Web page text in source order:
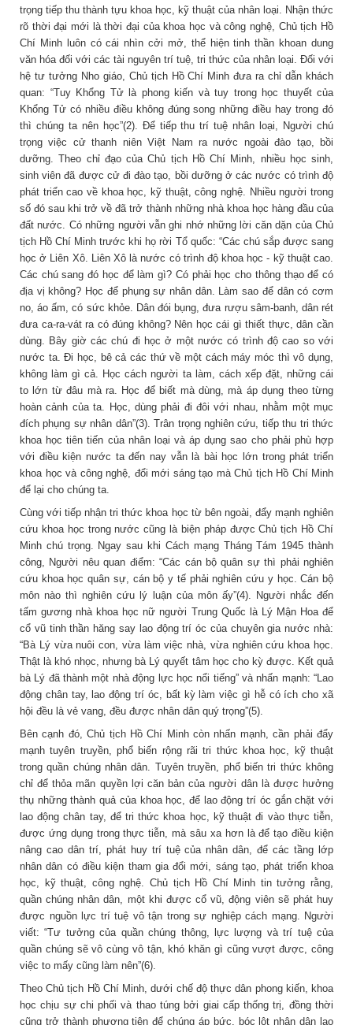
trọng tiếp thu thành tựu khoa học, kỹ thuật của nhân loại. Nhận thức
rõ thời đại mới là thời đại của khoa học và công nghệ, Chủ tịch Hồ
Chí Minh luôn có cái nhìn cởi mở, thể hiện tinh thần khoan dung
văn hóa đối với các tài nguyên trí tuệ, tri thức của nhân loại. Đối với
hệ tư tưởng Nho giáo, Chủ tịch Hồ Chí Minh đưa ra chỉ dẫn khách
quan: “Tuy Khổng Tử là phong kiến và tuy trong học thuyết của
Khổng Tử có nhiều điều không đúng song những điều hay trong đó
thì chúng ta nên học”(2). Để tiếp thu trí tuệ nhân loại, Người chú
trọng việc cử thanh niên Việt Nam ra nước ngoài đào tạo, bồi
dưỡng. Theo chỉ đạo của Chủ tịch Hồ Chí Minh, nhiều học sinh,
sinh viên đã được cử đi đào tạo, bồi dưỡng ở các nước có trình độ
phát triển cao về khoa học, kỹ thuật, công nghệ. Nhiều người trong
số đó sau khi trở về đã trở thành những nhà khoa học hàng đầu của
đất nước. Có những người vẫn ghi nhớ những lời căn dặn của Chủ
tịch Hồ Chí Minh trước khi họ rời Tổ quốc: “Các chú sắp được sang
học ở Liên Xô. Liên Xô là nước có trình độ khoa học - kỹ thuật cao.
Các chú sang đó học để làm gì? Có phải học cho thông thạo để có
địa vị không? Học để phụng sự nhân dân. Làm sao để dân có cơm
no, áo ấm, có sức khỏe. Dân đói bụng, đưa rượu sâm-banh, dân rét
đưa ca-ra-vát ra có đúng không? Nên học cái gì thiết thực, dân cần
dùng. Bây giờ các chú đi học ở một nước có trình độ cao so với
nước ta. Ði học, bê cả các thứ về một cách máy móc thì vô dụng,
không làm gì cả. Học cách người ta làm, cách xếp đặt, những cái
to lớn từ đâu mà ra. Học để biết mà dùng, mà áp dụng theo từng
hoàn cảnh của ta. Học, dùng phải đi đôi với nhau, nhằm một mục
đích phụng sự nhân dân”(3). Trân trọng nghiên cứu, tiếp thu tri thức
khoa học tiên tiến của nhân loại và áp dụng sao cho phải phù hợp
với điều kiện nước ta đến nay vẫn là bài học lớn trong phát triển
khoa học và công nghệ, đổi mới sáng tạo mà Chủ tịch Hồ Chí Minh
để lại cho chúng ta.
Cùng với tiếp nhận tri thức khoa học từ bên ngoài, đẩy mạnh nghiên
cứu khoa học trong nước cũng là biện pháp được Chủ tịch Hồ Chí
Minh chú trọng. Ngay sau khi Cách mạng Tháng Tám 1945 thành
công, Người nêu quan điểm: “Các cán bộ quân sự thì phải nghiên
cứu khoa học quân sự, cán bộ y tế phải nghiên cứu y học. Cán bộ
môn nào thì nghiên cứu lý luận của môn ấy”(4). Người nhắc đến
tấm gương nhà khoa học nữ người Trung Quốc là Lý Mận Hoa để
cổ vũ tinh thần hăng say lao động trí óc của chuyên gia nước nhà:
“Bà Lý vừa nuôi con, vừa làm việc nhà, vừa nghiên cứu khoa học.
Thật là khó nhọc, nhưng bà Lý quyết tâm học cho kỳ được. Kết quả
bà Lý đã thành một nhà động lực học nổi tiếng” và nhấn mạnh: “Lao
động chân tay, lao động trí óc, bất kỳ làm việc gì hễ có ích cho xã
hội đều là vẻ vang, đều được nhân dân quý trọng”(5).
Bên cạnh đó, Chủ tịch Hồ Chí Minh còn nhấn mạnh, cần phải đẩy
mạnh tuyên truyền, phổ biến rộng rãi tri thức khoa học, kỹ thuật
trong quần chúng nhân dân. Tuyên truyền, phổ biến tri thức không
chỉ để thỏa mãn quyền lợi căn bản của người dân là được hưởng
thụ những thành quả của khoa học, để lao động trí óc gắn chặt với
lao động chân tay, để tri thức khoa học, kỹ thuật đi vào thực tiễn,
được ứng dụng trong thực tiễn, mà sâu xa hơn là để tạo điều kiện
nâng cao dân trí, phát huy trí tuệ của nhân dân, để các tầng lớp
nhân dân có điều kiện tham gia đổi mới, sáng tạo, phát triển khoa
học, kỹ thuật, công nghệ. Chủ tịch Hồ Chí Minh tin tưởng rằng,
quần chúng nhân dân, một khi được cổ vũ, động viên sẽ phát huy
được nguồn lực trí tuệ vô tận trong sự nghiệp cách mạng. Người
viết: “Tư tưởng của quần chúng thông, lực lượng và trí tuệ của
quần chúng sẽ vô cùng vô tận, khó khăn gì cũng vượt được, công
việc to mấy cũng làm nên”(6).
Theo Chủ tịch Hồ Chí Minh, dưới chế độ thực dân phong kiến, khoa
học chịu sự chi phối và thao túng bởi giai cấp thống trị, đồng thời
cũng trở thành phương tiện để chúng áp bức, bóc lột nhân dân lao